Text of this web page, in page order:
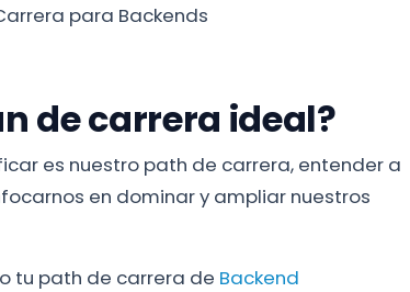
para Backends
de carrera ideal?
es nuestro path de carrera, entender a
en dominar y ampliar nuestros
tu path de carrera de Backend